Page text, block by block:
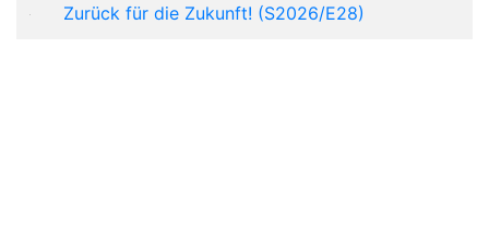
Zurück für die Zukunft! (S2026/E28)